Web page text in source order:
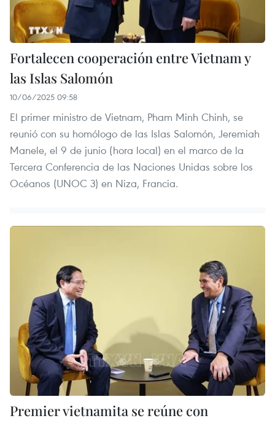
Fortalecen cooperación entre Vietnam y
las Islas Salomón
10/06/2025 09:58
El primer ministro de Vietnam, Pham Minh Chinh, se
reunió con su homólogo de las Islas Salomón, Jeremiah
Manele, el 9 de junio (hora local) en el marco de la
Tercera Conferencia de las Naciones Unidas sobre los
Océanos (UNOC 3) en Niza, Francia.
Premier vietnamita se reúne con